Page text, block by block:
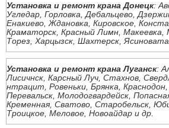
Установка и ремонт крана Донецк:
Угледар, Горловка, Дебальцево,
Енакиево, Ждановка, Кировское,
Краматорск, Красный Лимн, Макеевка,
Торез, Харцызск, Шахтерск,
Установка и ремонт крана Луганск:
Лисичнск, Карсный Луч, Стахнов,
нтрацит, Ровеньки, Брянка, Краснодон,
Перевальск, Молодогвардейск,
Кременная, Сватово, Старобельск,
Троицкое, Меловое, Новоайдар и др.